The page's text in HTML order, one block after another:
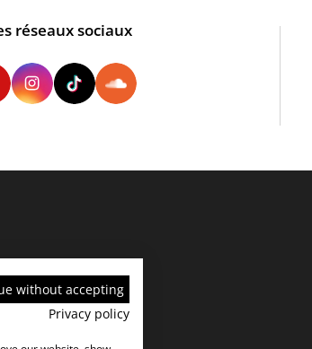
réseaux sociaux
LinkedInYoutubeInstagram
without accepting
Privacy policy